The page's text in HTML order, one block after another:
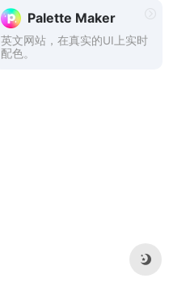
Palette Maker
英文网站，在真实的UI上实时
配色。